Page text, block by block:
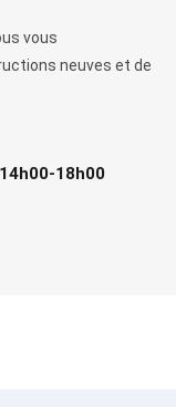
vous
neuves et de
18h00